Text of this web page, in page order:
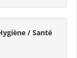
/ Santé